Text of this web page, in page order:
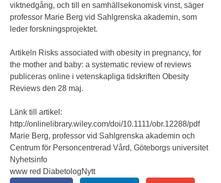
viktnedgång, och till en samhällsekonomisk vinst, säger
professor Marie Berg vid Sahlgrenska akademin, som
leder forskningsprojektet.
Artikeln Risks associated with obesity in pregnancy, for
the mother and baby: a systematic review of reviews
publiceras online i vetenskapliga tidskriften Obesity
Reviews den 28 maj.
Länk till artikel:
http://onlinelibrary.wiley.com/doi/10.1111/obr.12288/pdf
Marie Berg, professor vid Sahlgrenska akademin och
Centrum för Personcentrerad Vård, Göteborgs universitet
Nyhetsinfo
www red DiabetologNytt